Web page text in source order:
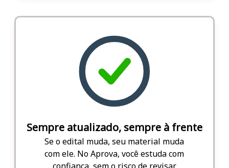
Sempre atualizado, sempre à frente
Se o edital muda, seu material muda
com ele. No Aprova, você estuda com